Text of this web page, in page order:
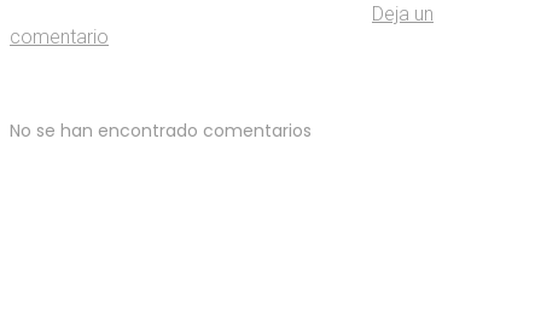
Deja un
comentario
No se han encontrado comentarios